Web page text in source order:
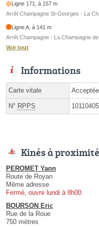
Ligne 171, à 157 m
Arrêt Champagne St-Georges - La
Ligne A, à 141 m
Arrêt Champagne - La Champagne
Voir tout
Informations
Carte vitale Acceptée
N° RPPS
Kinés à proximité
PEROMET Yann
Route de Royan
Même adresse
Fermé, ouvre lundi à 8h00
BOURSON Eric
Rue de la Roue
750 mètres